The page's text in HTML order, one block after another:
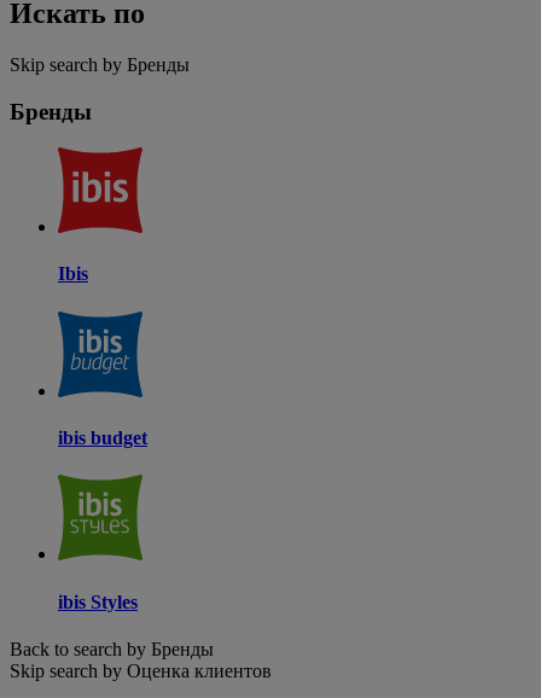
Искать по
Skip search by Бренды
Бренды
Ibis
ibis budget
ibis Styles
Back to search by Бренды
Skip search by Оценка клиентов